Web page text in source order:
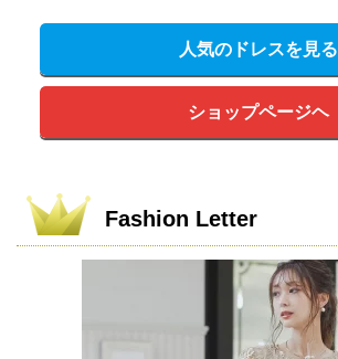
人気のドレスを見る
ショップページヘ
Fashion Letter